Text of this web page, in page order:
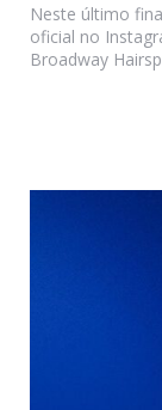
Neste último
oficial no
Broadway